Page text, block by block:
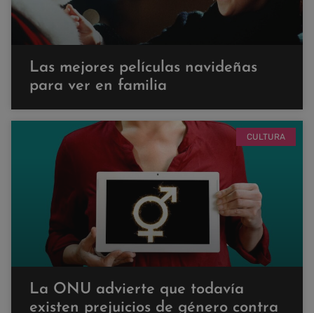
Las mejores películas navideñas
para ver en familia
CULTURA
La ONU advierte que todavía
existen prejuicios de género contra